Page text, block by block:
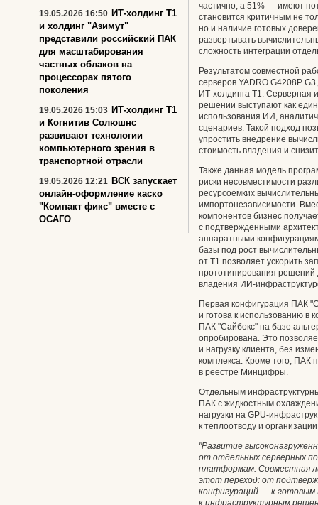
частично, а 51% — имеют
становится критичным не
но и наличие готовых
развертывать
сложность интеграции
Результатом совместной
серверов YADRO G4208P
ИТ-холдинга Т1. Серверная
решении выступают как
использования ИИ,
сценариев. Такой подход
упростить внедрение
стоимость владения и
Также данная модель
риски несовместимости
ресурсоемких
импортонезависимости.
компонентов бизнес
с подтвержденными
аппаратными
базы под рост
от Т1 позволяет ускорить
прототипирования решений
владения ИИ-
Первая конфигурация ПАК
и готова к использованию в
ПАК "Сайбокс" на базе
опробирована. Это
и нагрузку клиента, без
комплекса. Кроме того, ПАК
в реестре Минцифры.
Отдельным
ПАК с жидкостным
нагрузки на GPU-
к теплоотводу и
"Развитие
от отдельных серверных
платформам. Совместная
этот переход: от
конфигураций — к готовым
к инфраструктурным
19.05.2026 16:50 ИТ-холдинг Т1
и холдинг "Азимут"
представили российский ПАК
для масштабирования
частных облаков на
процессорах пятого
поколения
19.05.2026 15:03 ИТ-холдинг Т1
и Когнитив Солюшнс
развивают технологии
компьютерного зрения в
транспортной отрасли
19.05.2026 12:21 ВСК запускает
онлайн-оформление каско
"Компакт фикс" вместе с
ОСАГО